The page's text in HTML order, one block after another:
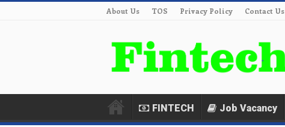
About Us TOS Privacy Policy Contact Us
FINTECH Job Vacancy